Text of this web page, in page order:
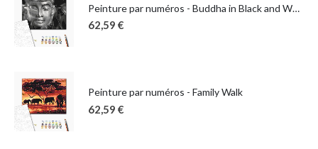
Peinture par numéros - Buddha in Black and White
62,59 €
Peinture par numéros - Family Walk
62,59 €